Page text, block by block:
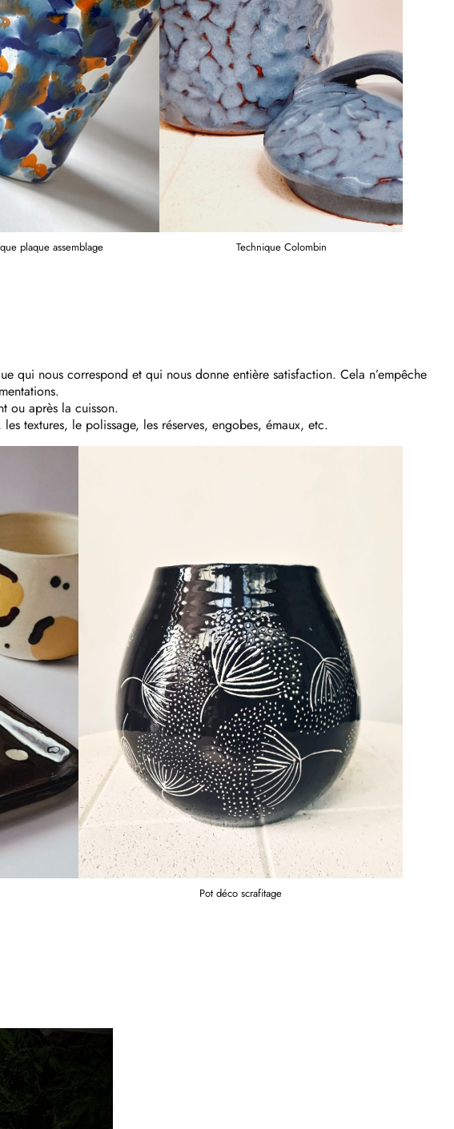
plaque assemblage Technique Colombin
qui nous correspond et qui nous donne entière satisfaction. Cela n’empêche
ou après la cuisson.
textures, le polissage, les réserves, engobes, émaux, etc.
Pot déco scrafitage